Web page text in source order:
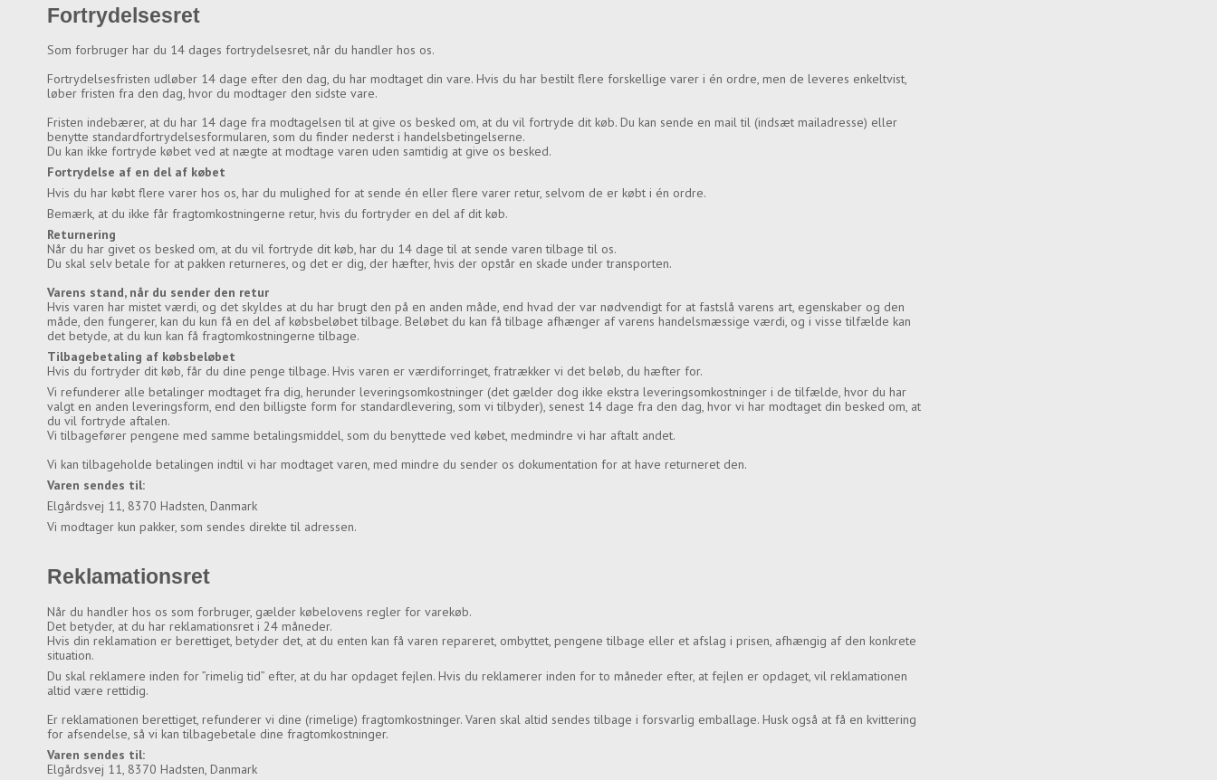
Fortrydelsesret
Som forbruger har du 14 dages fortrydelsesret, når du handler hos os.
Fortrydelsesfristen udløber 14 dage efter den dag, du har modtaget din vare. Hvis du har bestilt flere forskellige varer i én ordre, men de leveres enkeltvist,
løber fristen fra den dag, hvor du modtager den sidste vare.
Fristen indebærer, at du har 14 dage fra modtagelsen til at give os besked om, at du vil fortryde dit køb. Du kan sende en mail til (indsæt mailadresse) eller
benytte standardfortrydelsesformularen, som du finder nederst i handelsbetingelserne.
Du kan ikke fortryde købet ved at nægte at modtage varen uden samtidig at give os besked.
Fortrydelse af en del af købet
Hvis du har købt flere varer hos os, har du mulighed for at sende én eller flere varer retur, selvom de er købt i én ordre.
Bemærk, at du ikke får fragtomkostningerne retur, hvis du fortryder en del af dit køb.
Returnering
Når du har givet os besked om, at du vil fortryde dit køb, har du 14 dage til at sende varen tilbage til os.
Du skal selv betale for at pakken returneres, og det er dig, der hæfter, hvis der opstår en skade under transporten.
Varens stand, når du sender den retur
Hvis varen har mistet værdi, og det skyldes at du har brugt den på en anden måde, end hvad der var nødvendigt for at fastslå varens art, egenskaber og den
måde, den fungerer, kan du kun få en del af købsbeløbet tilbage. Beløbet du kan få tilbage afhænger af varens handelsmæssige værdi, og i visse tilfælde kan
det betyde, at du kun kan få fragtomkostningerne tilbage.
Tilbagebetaling af købsbeløbet
Hvis du fortryder dit køb, får du dine penge tilbage. Hvis varen er værdiforringet, fratrækker vi det beløb, du hæfter for.
Vi refunderer alle betalinger modtaget fra dig, herunder leveringsomkostninger (det gælder dog ikke ekstra leveringsomkostninger i de tilfælde, hvor du har
valgt en anden leveringsform, end den billigste form for standardlevering, som vi tilbyder), senest 14 dage fra den dag, hvor vi har modtaget din besked om, at
du vil fortryde aftalen.
Vi tilbagefører pengene med samme betalingsmiddel, som du benyttede ved købet, medmindre vi har aftalt andet.
Vi kan tilbageholde betalingen indtil vi har modtaget varen, med mindre du sender os dokumentation for at have returneret den.
Varen sendes til:
Elgårdsvej 11, 8370 Hadsten, Danmark
Vi modtager kun pakker, som sendes direkte til adressen.
Reklamationsret
Når du handler hos os som forbruger, gælder købelovens regler for varekøb.
Det betyder, at du har reklamationsret i 24 måneder.
Hvis din reklamation er berettiget, betyder det, at du enten kan få varen repareret, ombyttet, pengene tilbage eller et afslag i prisen, afhængig af den konkrete
situation.
Du skal reklamere inden for ”rimelig tid” efter, at du har opdaget fejlen. Hvis du reklamerer inden for to måneder efter, at fejlen er opdaget, vil reklamationen
altid være rettidig.
Er reklamationen berettiget, refunderer vi dine (rimelige) fragtomkostninger. Varen skal altid sendes tilbage i forsvarlig emballage. Husk også at få en kvittering
for afsendelse, så vi kan tilbagebetale dine fragtomkostninger.
Varen sendes til:
Elgårdsvej 11, 8370 Hadsten, Danmark